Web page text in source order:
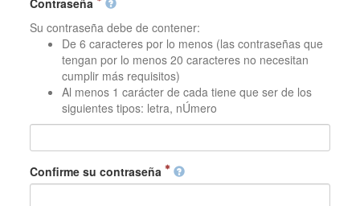
Su contraseña debe de contener:
De 6 caracteres por lo menos (las contraseñas que
tengan por lo menos 20 caracteres no necesitan
cumplir más requisitos)
Al menos 1 carácter de cada tiene que ser de los
siguientes tipos: letra, nÚmero
Confirme su contraseña